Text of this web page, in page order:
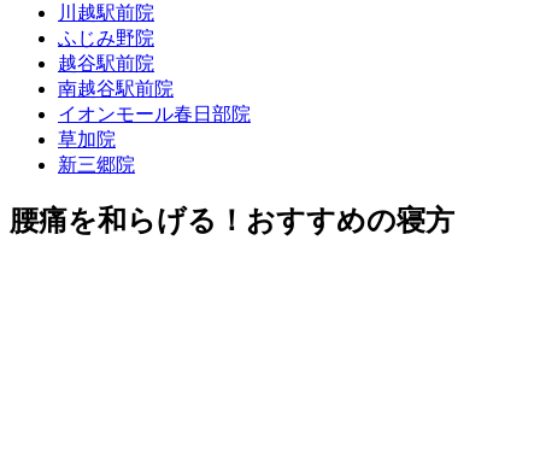
川越駅前院
ふじみ野院
越谷駅前院
南越谷駅前院
イオンモール春日部院
草加院
新三郷院
腰痛を和らげる！おすすめの寝方